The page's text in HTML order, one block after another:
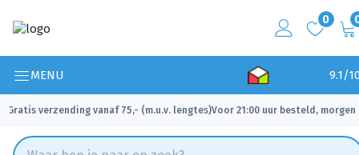
0
MENU 9.1/
Gratis verzending vanaf 75,- (m.u.v. lengtes)
✓ Voor 21:00 uur besteld, morgen